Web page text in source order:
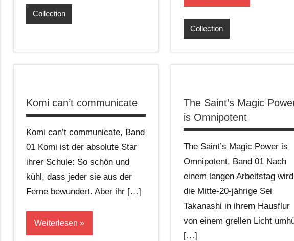
Collection
Collection
Komi can’t communicate
Komi can’t communicate, Band
01 Komi ist der absolute Star
ihrer Schule: So schön und
kühl, dass jeder sie aus der
Ferne bewundert. Aber ihr […]
Weiterlesen
The Saint’s Magic
is Omnipotent
The Saint’s Magic Power is
Omnipotent, Band 01 Nach
einem langen Arbeitstag wird
die Mitte-20-jährige Sei
Takanashi in ihrem Hausflur
von einem grellen Licht
[…]